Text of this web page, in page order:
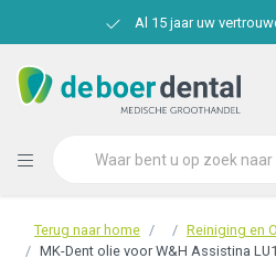
Al 15 jaar uw
Terug naar home
Reiniging en
MK-Dent olie voor W&H Assistina